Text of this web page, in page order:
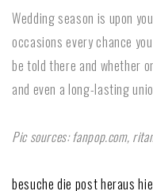
Wedding season is upon
occasions every chance
be told there and whether
and even a long-lasting
Pic sources: fanpop.com,
besuche die post heraus